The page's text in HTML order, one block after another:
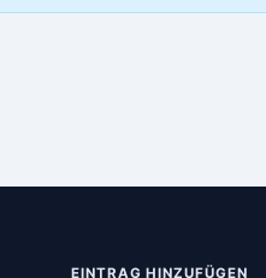
EINTRAG HINZUFÜGEN